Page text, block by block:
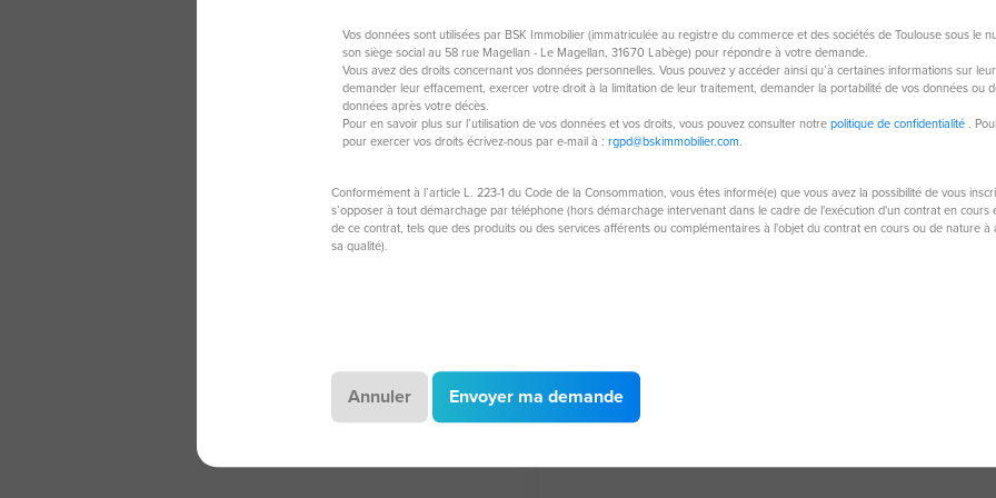
66420 Le Barcares
3 pièces
30 m²
chambres
123 000 €
Avis clients
Vos données sont utilisées par BSK Immobilier (immatriculée au registre du commerce et des sociétés de Toulouse sous le
son siège social au 58 rue Magellan - Le Magellan, 31670 Labège) pour répondre à votre demande.
Vous avez des droits concernant vos données personnelles. Vous pouvez y accéder ainsi qu’à certaines informations sur
demander leur effacement, exercer votre droit à la limitation de leur traitement, demander la portabilité de vos données ou
données après votre décès.
Pour en savoir plus sur l’utilisation de vos données et vos droits, vous pouvez consulter notrepolitique de confidentialité.
pour exercer vos droits écrivez-nous par e-mail à :rgpd@bskimmobilier.com.
Conformément à l’article L. 223-1 du Code de la Consommation, vous êtes informé(e) que vous avez la possibilité de vous
s’opposer à tout démarchage par téléphone (hors démarchage intervenant dans le cadre de l'exécution d'un contrat en
de ce contrat, tels que des produits ou des services afférents ou complémentaires à l'objet du contrat en cours ou de nature
sa qualité).
Annuler Envoyer ma demande